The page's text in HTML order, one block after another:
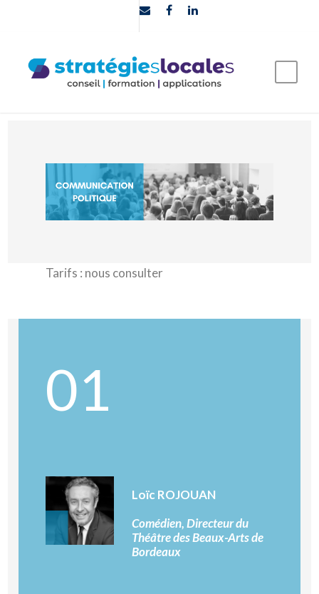
Tarifs : nous consulter
01
Loïc ROJOUAN
Comédien, Directeur du
Théâtre des Beaux-Arts de
Bordeaux